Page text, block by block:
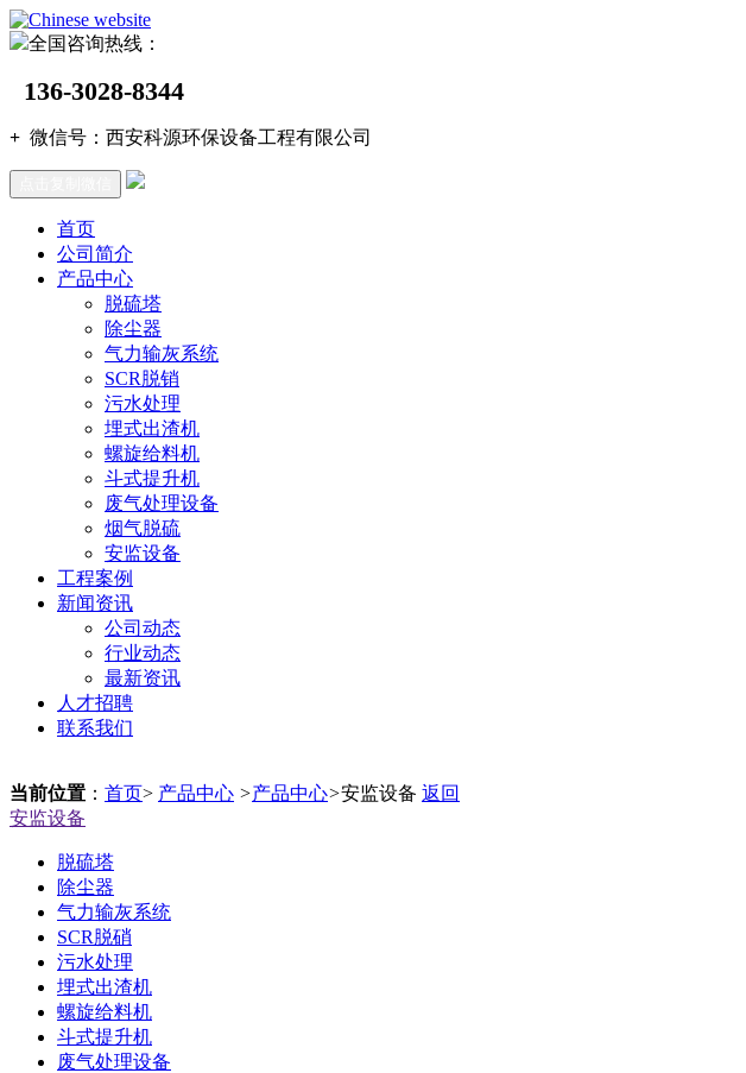
全国咨询热线：
136-3028-8344
+ 微信号： 西安科源环保设备工程有限公司
首页
公司简介
产品中心
脱硫塔
除尘器
气力输灰系统
SCR脱销
污水处理
埋式出渣机
螺旋给料机
斗式提升机
废气处理设备
烟气脱硫
安监设备
工程案例
新闻资讯
公司动态
行业动态
最新资讯
人才招聘
联系我们
当前位置 ： 首页> 产品中心 >产品中心>安监设备 返回
安监设备
脱硫塔
除尘器
气力输灰系统
SCR脱硝
污水处理
埋式出渣机
螺旋给料机
斗式提升机
废气处理设备